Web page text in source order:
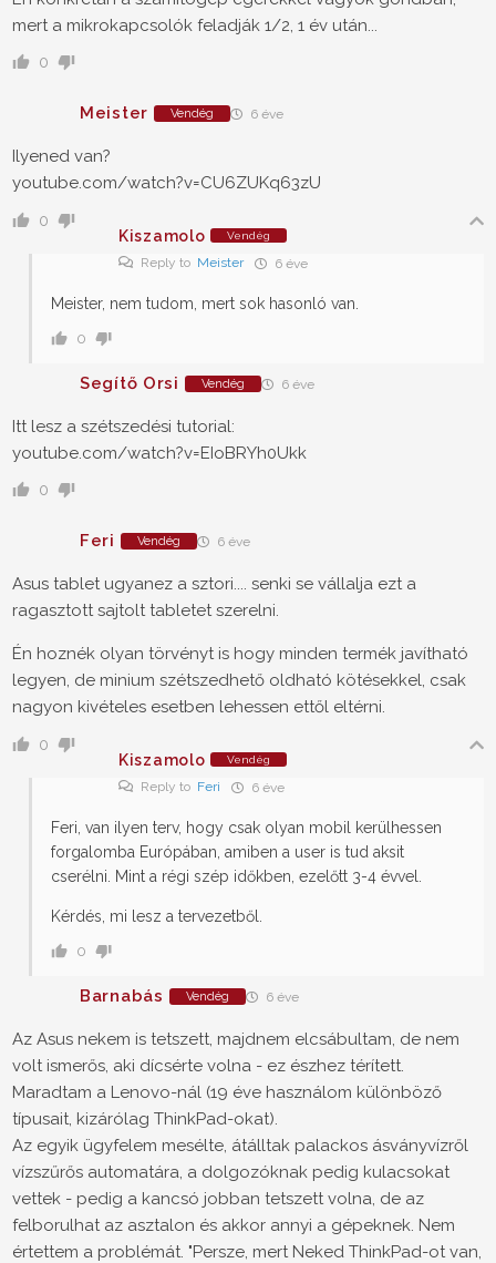
mert a mikrokapcsolók feladják 1/2, 1 év után...
0
Meister Vendég 6 éve
Ilyened van?
youtube.com/watch?v=CU6ZUKq63zU
0
Kiszamolo
Vendég
Reply to Meister 6 éve
Meister, nem tudom, mert sok hasonló van.
0
Segítő Orsi Vendég 6 éve
Itt lesz a szétszedési tutorial:
youtube.com/watch?v=EIoBRYh0Ukk
0
Feri Vendég 6 éve
Asus tablet ugyanez a sztori.... senki se vállalja ezt a
ragasztott sajtolt tabletet szerelni.
Én hoznék olyan törvényt is hogy minden termék javítható
legyen, de minium szétszedhető oldható kötésekkel, csak
nagyon kivételes esetben lehessen ettől eltérni.
0
Kiszamolo
Vendég
Reply to Feri 6 éve
Feri, van ilyen terv, hogy csak olyan mobil kerülhessen
forgalomba Európában, amiben a user is tud aksit
cserélni. Mint a régi szép időkben, ezelőtt 3-4 évvel.
Kérdés, mi lesz a tervezetből.
0
Barnabás Vendég 6 éve
Az Asus nekem is tetszett, majdnem elcsábultam, de nem
volt ismerős, aki dícsérte volna - ez észhez térített.
Maradtam a Lenovo-nál (19 éve használom különböző
típusait, kizárólag ThinkPad-okat).
Az egyik ügyfelem mesélte, átálltak palackos ásványvízről
vízszűrős automatára, a dolgozóknak pedig kulacsokat
vettek - pedig a kancsó jobban tetszett volna, de az
felborulhat az asztalon és akkor annyi a gépeknek. Nem
értettem a problémát. "Persze, mert Neked ThinkPad-ot van,